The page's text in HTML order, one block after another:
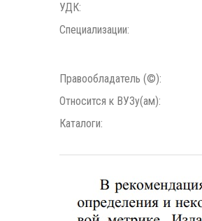
УДК:
Специализации:
Правообладатель (©):
Относится к ВУЗу(ам):
Каталоги: